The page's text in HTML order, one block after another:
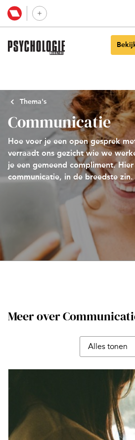
Thema's
Communicatie
Hoe voer je een open gesprek
verraadt ons gezicht wie we
je een gemeend compliment.
communicatie, in de breedste zin.
Meer over
Filter op